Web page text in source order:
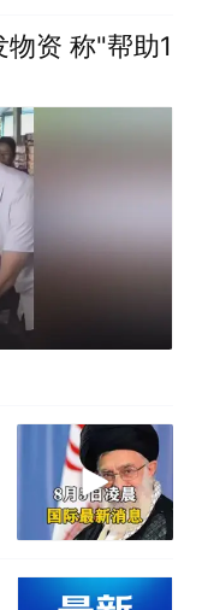
资 称"帮助1